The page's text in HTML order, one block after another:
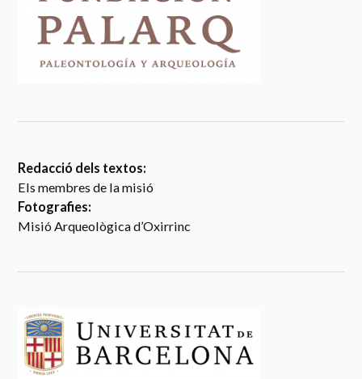
Redacció dels textos:
Els membres de la misió
Fotografies:
Misió Arqueològica d’Oxirrinc